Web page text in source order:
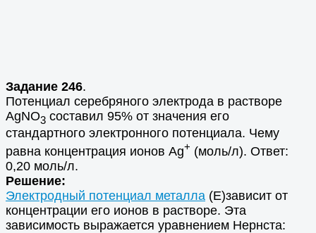
Задание 246.
Потенциал серебряного электрода в растворе
АgNO3 составил 95% от значения его
стандартного электронного потенциала. Чему
равна концентрация ионов Аg+ (моль/л). Ответ:
0,20 моль/л.
Решение:
Электродный потенциал металла (Е)зависит от
концентрации его ионов в растворе. Эта
зависимость выражается уравнением Нернста: